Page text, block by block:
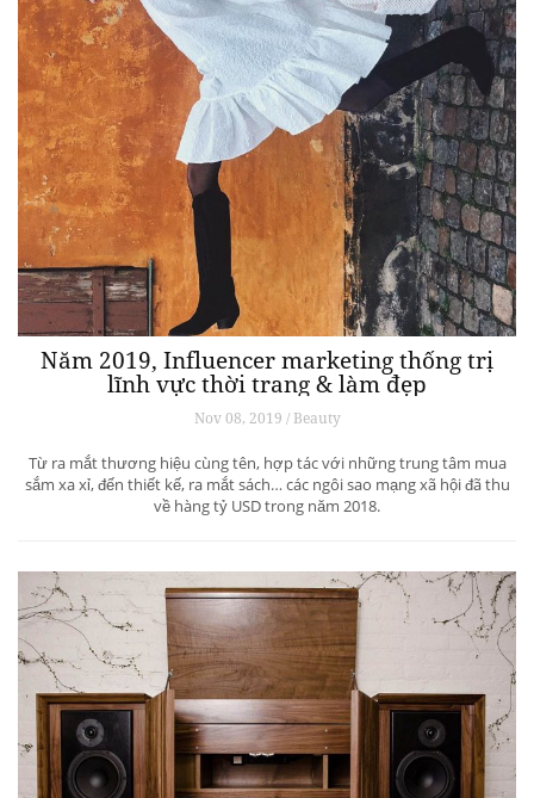
Năm 2019, Influencer marketing thống trị
lĩnh vực thời trang & làm đẹp
Nov 08, 2019 / Beauty
Từ ra mắt thương hiệu cùng tên, hợp tác với những trung tâm mua
sắm xa xỉ, đến thiết kế, ra mắt sách… các ngôi sao mạng xã hội đã thu
về hàng tỷ USD trong năm 2018.